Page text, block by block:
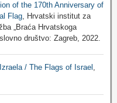
of the 170th Anniversary of
Flag, Hrvatski institut za
„Braća Hrvatskoga
društvo: Zagreb, 2022.
/ The Flags of Israel